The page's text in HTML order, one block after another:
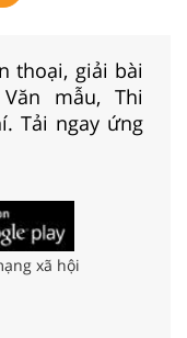
thoại, giải bài
mẫu, Thi
Tải ngay ứng
xã hội